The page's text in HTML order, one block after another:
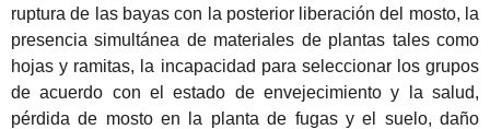
ruptura de las bayas con la posterior liberación del mosto, la
presencia simultánea de materiales de plantas tales como
hojas y ramitas, la incapacidad para seleccionar los grupos
de acuerdo con el estado de envejecimiento y la salud,
pérdida de mostoen la planta de fugas y el suelo, daño